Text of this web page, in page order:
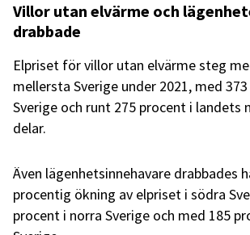
Villor utan elvärme och
drabbade
Elpriset för villor utan elvärme steg
mellersta Sverige under 2021, med
Sverige och runt 275 procent i landets
delar.
Även lägenhetsinnehavare drabbades
procentig ökning av elpriset i södra
procent i norra Sverige och med 185